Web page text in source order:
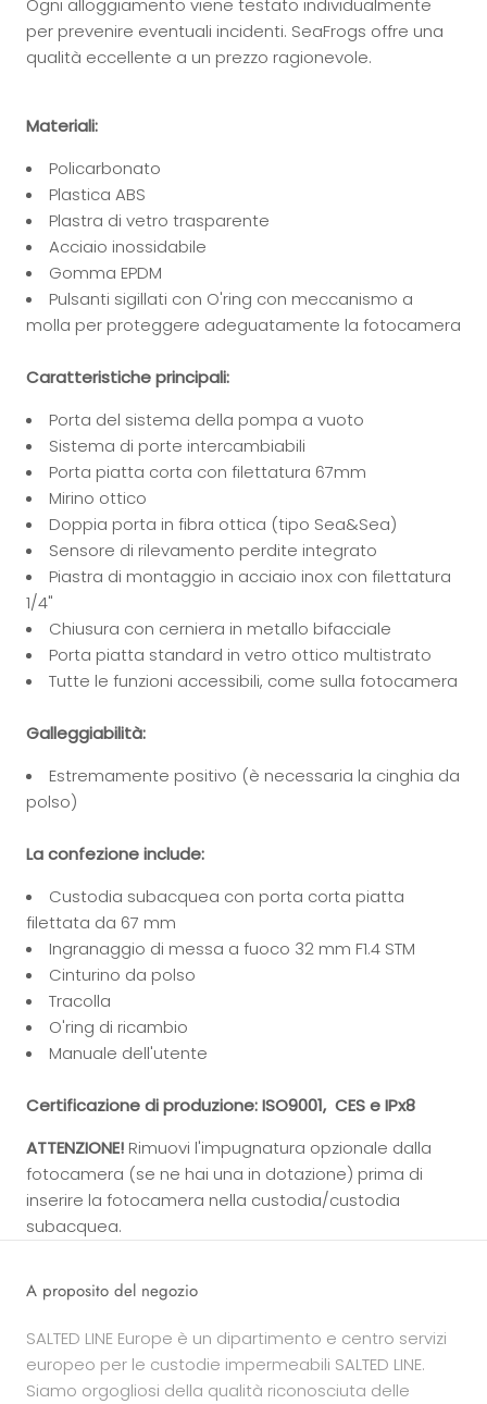
Ogni alloggiamento viene testato individualmente
per prevenire eventuali incidenti. SeaFrogs offre una
qualità eccellente a un prezzo ragionevole.
Materiali:
Policarbonato
Plastica ABS
Plastra di vetro trasparente
Acciaio inossidabile
Gomma EPDM
Pulsanti sigillati con O'ring con meccanismo a
molla per proteggere adeguatamente la fotocamera
Caratteristiche principali:
Porta del sistema della pompa a vuoto
Sistema di porte intercambiabili
Porta piatta corta con filettatura 67mm
Mirino ottico
Doppia porta in fibra ottica (tipo Sea&Sea)
Sensore di rilevamento perdite integrato
Piastra di montaggio in acciaio inox con filettatura
1/4"
Chiusura con cerniera in metallo bifacciale
Porta piatta standard in vetro ottico multistrato
Tutte le funzioni accessibili, come sulla fotocamera
Galleggiabilità:
Estremamente positivo (è necessaria la cinghia da
polso)
La confezione include:
Custodia subacquea con porta corta piatta
filettata da 67 mm
Ingranaggio di messa a fuoco 32 mm F1.4 STM
Cinturino da polso
Tracolla
O'ring di ricambio
Manuale dell'utente
Certificazione di produzione: ISO9001, CES e IPx8
ATTENZIONE! Rimuovi l'impugnatura opzionale dalla
fotocamera (se ne hai una in dotazione) prima di
inserire la fotocamera nella custodia/custodia
subacquea.
A proposito del negozio
SALTED LINE Europe è un dipartimento e centro servizi
europeo per le custodie impermeabili SALTED LINE.
Siamo orgogliosi della qualità riconosciuta delle